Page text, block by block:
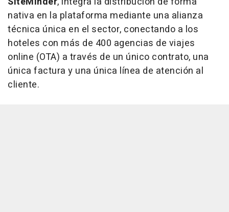
nativa en la plataforma mediante una alianza
técnica única en el sector, conectando a los
hoteles con más de 400 agencias de viajes
online (OTA) a través de un único contrato, una
única factura y una única línea de atención al
cliente.